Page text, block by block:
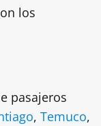
los
pasajeros
, Temuco,